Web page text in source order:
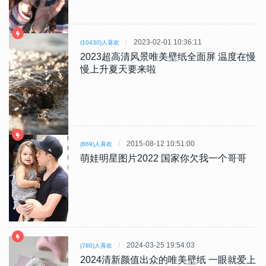
(10430)人喜欢 2023-02-01 10:36:11
2023超高清风景唯美壁纸全面屏 温度在慢
慢上升夏天要来啦
(869)人喜欢 2015-08-12 10:51:00
萌娃明星图片2022 国家你欠我一个哥哥
(780)人喜欢 2024-03-25 19:54:03
2024清新颜值出众的唯美壁纸 一眼就爱上